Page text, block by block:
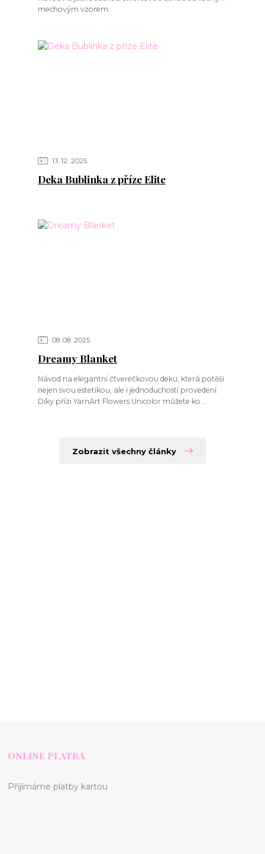
mechovým vzorem.
13 12 2025
Deka Bublinka z příze Elite
08 08 2025
Dreamy Blanket
Návod na elegantní čtverečkovou deku, která potěší
nejen svou estetikou, ale i jednoduchostí provedení.
Díky přízi YarnArt Flowers Unicolor můžete ko...
Zobrazit všechny články
ONLINE PLATBA
Příjímáme platby kartou